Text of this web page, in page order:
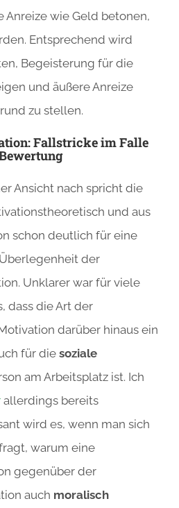
Anreize wie Geld betonen,
Entsprechend wird
Begeisterung für die
und äußere Anreize
zu stellen.
Fallstricke im Falle
Ansicht nach spricht die
und aus
schon deutlich für eine
der
Unklarer war für viele
dass die Art der
darüber hinaus ein
für die soziale
am Arbeitsplatz ist. Ich
allerdings bereits
wird es, wenn man sich
warum eine
gegenüber der
auch moralisch